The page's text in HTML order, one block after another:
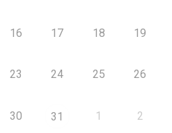
16 17 18 19
23 24 25 26
30 31 1 2